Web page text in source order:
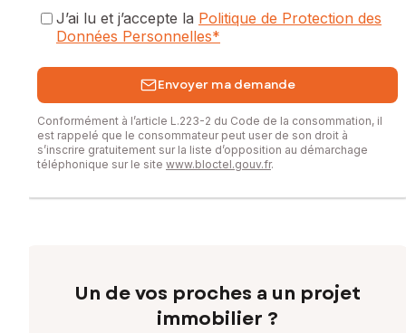
vous ne vous lasserez pas.
Sandrine TUMEO
Les informations sur les risques auxquels ce bien est
exposé sont disponibles sur le site Géorisques :
www.georisques.gouv.fr
Prix de vente : 35 000 €
commercial immatriculé au RSAC de LONS-LE-SAUNIER sous
le numéro 920 234 556
J’ai lu et j’accepte la Politique de Protection des
Données Personnelles*
Envoyer ma demande
Conformément à l’article L.223-2 du Code de la consommation, il
est rappelé que le consommateur peut user de son droit à
s’inscrire gratuitement sur la liste d’opposition au démarchage
téléphonique sur le site www.bloctel.gouv.fr.
Un de vos proches a un projet
immobilier ?